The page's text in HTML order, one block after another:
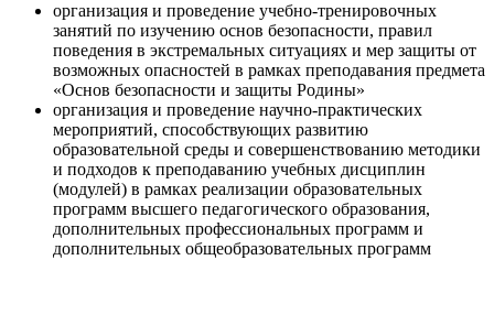
организация и проведение учебно-тренировочных
занятий по изучению основ безопасности, правил
поведения в экстремальных ситуациях и мер защиты от
возможных опасностей в рамках преподавания предмета
«Основ безопасности и защиты Родины»
организация и проведение научно-практических
мероприятий, способствующих развитию
образовательной среды и совершенствованию методики
и подходов к преподаванию учебных дисциплин
(модулей) в рамках реализации образовательных
программ высшего педагогического образования,
дополнительных профессиональных программ и
дополнительных общеобразовательных программ